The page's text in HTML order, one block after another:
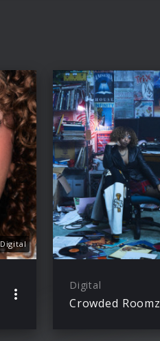
Digital
Digital
Crowded Roomz